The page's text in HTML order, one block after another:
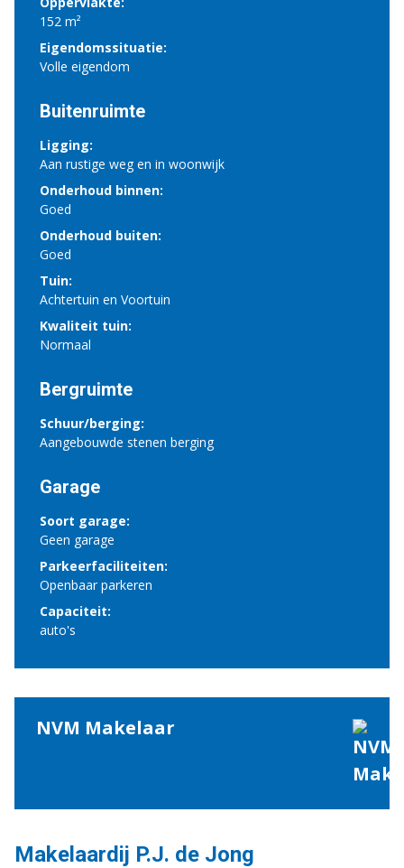
152 m²
Eigendomssituatie:
Volle eigendom
Buitenruimte
Ligging:
Aan rustige weg en in woonwijk
Onderhoud binnen:
Goed
Onderhoud buiten:
Goed
Tuin:
Achtertuin en Voortuin
Kwaliteit tuin:
Normaal
Bergruimte
Schuur/berging:
Aangebouwde stenen berging
Garage
Soort garage:
Geen garage
Parkeerfaciliteiten:
Openbaar parkeren
Capaciteit:
auto's
NVM Makelaar
Makelaardij P.J. de Jong